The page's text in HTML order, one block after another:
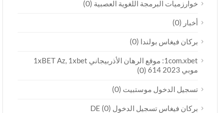
خوارزميات البرمجة اللغوية العصبية(0)
أخبار(0)
بركان فيغاس بولندا(0)
1com.xbet: موقع الرهان الأذربيجاني 1xBET Az, 1xbet
موبي 2023 614 (0)
تسجيل الدخول موستبيت(0)
بركان فيغاس تسجيل الدخول DE(0)